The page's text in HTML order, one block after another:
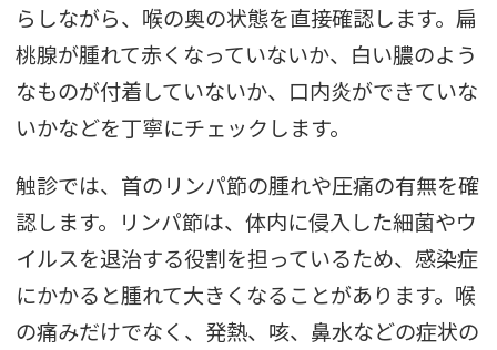
らしながら、喉の奥の状態を直接確認します。扁
桃腺が腫れて赤くなっていないか、白い膿のよう
なものが付着していないか、口内炎ができていな
いかなどを丁寧にチェックします。
触診では、首のリンパ節の腫れや圧痛の有無を確
認します。リンパ節は、体内に侵入した細菌やウ
イルスを退治する役割を担っているため、感染症
にかかると腫れて大きくなることがあります。喉
の痛みだけでなく、発熱、咳、鼻水などの症状の